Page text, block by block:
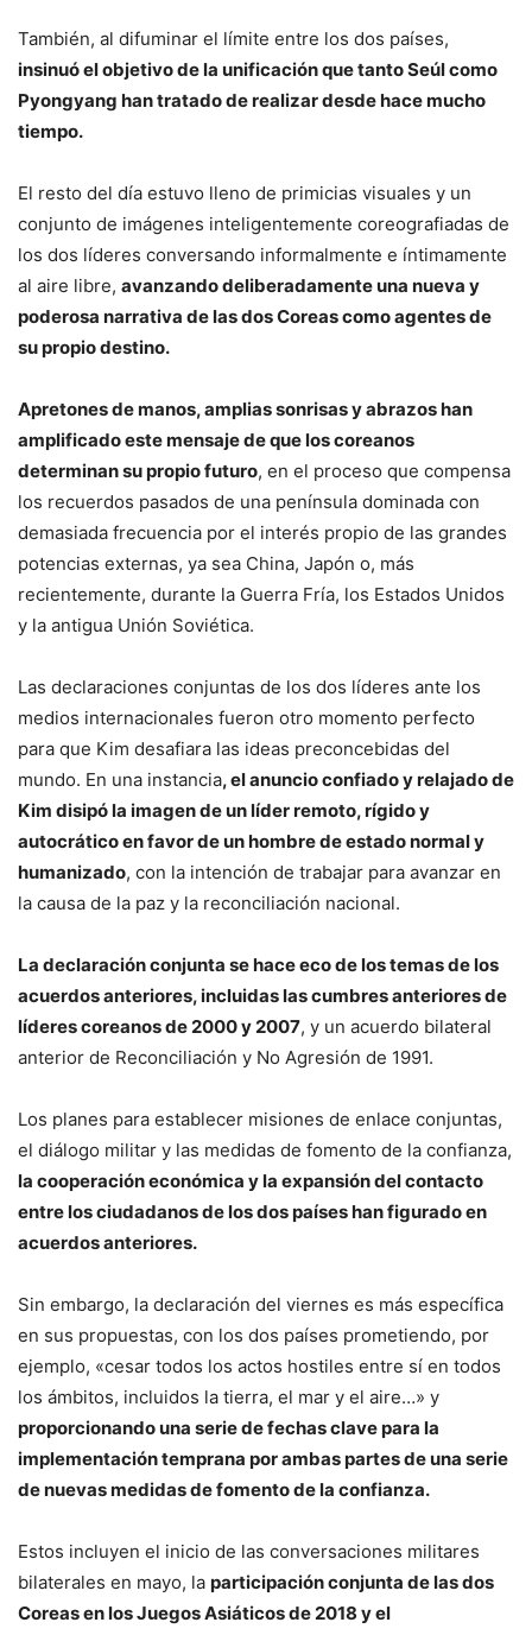
También, al difuminar el límite entre los dos países,
insinuó el objetivo de la unificación que tanto Seúl como
Pyongyang han tratado de realizar desde hace mucho
tiempo.
El resto del día estuvo lleno de primicias visuales y un
conjunto de imágenes inteligentemente coreografiadas de
los dos líderes conversando informalmente e íntimamente
al aire libre, avanzando deliberadamente una nueva y
poderosa narrativa de las dos Coreas como agentes de
su propio destino.
Apretones de manos, amplias sonrisas y abrazos han
amplificado este mensaje de que los coreanos
determinan su propio futuro, en el proceso que compensa
los recuerdos pasados ​​de una península dominada con
demasiada frecuencia por el interés propio de las grandes
potencias externas, ya sea China, Japón o, más
recientemente, durante la Guerra Fría, los Estados Unidos
y la antigua Unión Soviética.
Las declaraciones conjuntas de los dos líderes ante los
medios internacionales fueron otro momento perfecto
para que Kim desafiara las ideas preconcebidas del
mundo. En una instancia, el anuncio confiado y relajado de
Kim disipó la imagen de un líder remoto, rígido y
autocrático en favor de un hombre de estado normal y
humanizado, con la intención de trabajar para avanzar en
la causa de la paz y la reconciliación nacional.
La declaración conjunta se hace eco de los temas de los
acuerdos anteriores, incluidas las cumbres anteriores de
líderes coreanos de 2000 y 2007, y un acuerdo bilateral
anterior de Reconciliación y No Agresión de 1991.
Los planes para establecer misiones de enlace conjuntas,
el diálogo militar y las medidas de fomento de la confianza,
la cooperación económica y la expansión del contacto
entre los ciudadanos de los dos países han figurado en
acuerdos anteriores.
Sin embargo, la declaración del viernes es más específica
en sus propuestas, con los dos países prometiendo, por
ejemplo, «cesar todos los actos hostiles entre sí en todos
los ámbitos, incluidos la tierra, el mar y el aire…» y
proporcionando una serie de fechas clave para la
implementación temprana por ambas partes de una serie
de nuevas medidas de fomento de la confianza.
Estos incluyen el inicio de las conversaciones militares
bilaterales en mayo, la participación conjunta de las dos
Coreas en los Juegos Asiáticos de 2018 y el